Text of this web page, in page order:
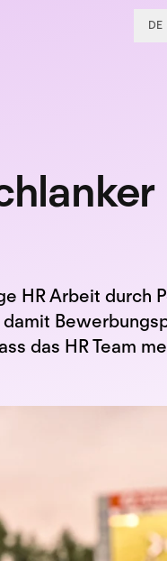
DE
HR Arbeit durch
das HR Team